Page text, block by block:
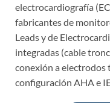
electrocardiografía
fabricantes de
Leads y de
integradas (cable
conexión a electrodos
configuración AHA e